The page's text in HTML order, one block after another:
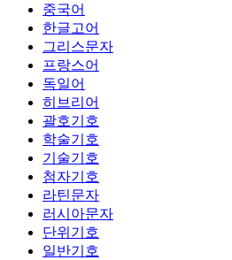
중국어
한글고어
그리스문자
프랑스어
독일어
히브리어
괄호기호
학술기호
기술기호
첨자기호
라틴문자
러시아문자
단위기호
일반기호